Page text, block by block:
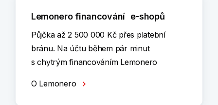
Lemonero financování e-shopů
Půjčka až 2 500 000 Kč přes platební
bránu. Na účtu během pár minut
s chytrým financováním Lemonero
O Lemonero